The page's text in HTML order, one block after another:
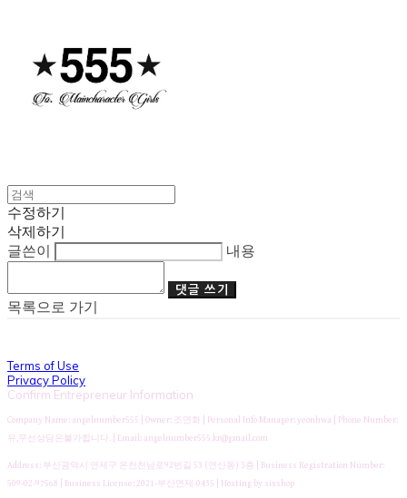
수정하기
삭제하기
글쓴이
내용
댓글 쓰기
목록으로 가기
Terms of Use
Privacy Policy
Confirm Entrepreneur Information
Company Name: angelnumber555 | Owner: 조연화 | Personal Info Manager: yeonhwa | Phone Number:
유,무선상담은불가합니다. | Email: angelnumber555.kr@gmail.com
Address: 부산광역시 연제구 온천천남로92번길 53 (연산동) 3층 | Business Registration Number:
509-02-97568 | Business License:2021-부산연제-0435 | Hosting by sixshop